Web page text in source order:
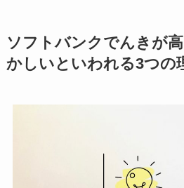
ソフトバンクでんきが
かしいといわれる3つの